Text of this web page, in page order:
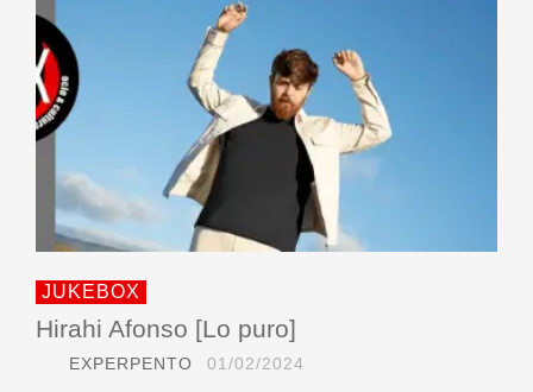
JUKEBOX
Hirahi Afonso [Lo puro]
EXPERPENTO 01/02/2024